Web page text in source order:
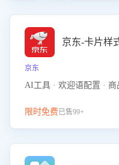
京东
AI工具 · 欢迎语配置 · 商
限时免费已售99+